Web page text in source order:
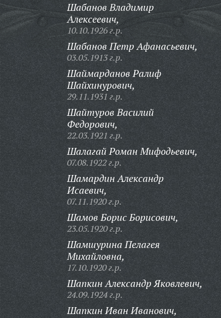
Шабанов Владимир
Алексеевич,
10.10.1926 г.р.
Шабанов Петр Афанасьевич,
03.05.1913 г.р.
Шаймарданов Ралиф
Шайхинурович,
29.11.1931 г.р.
Шайтуров Василий
Федорович,
22.03.1921 г.р.
Шалагай Роман Мифодьевич,
07.08.1922 г.р.
Шамардин Александр
Исаевич,
07.11.1920 г.р.
Шамов Борис Борисович,
23.05.1920 г.р.
Шамшурина Пелагея
Михайловна,
17.10.1920 г.р.
Шапкин Александр Яковлевич,
24.09.1924 г.р.
Шапкин Иван Иванович,